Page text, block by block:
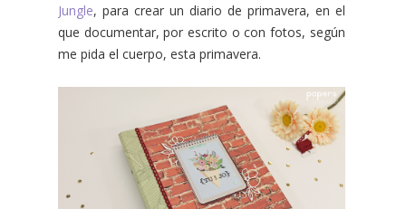
Jungle, para crear un diario de primavera, en el
que documentar, por escrito o con fotos, según
me pida el cuerpo, esta primavera.